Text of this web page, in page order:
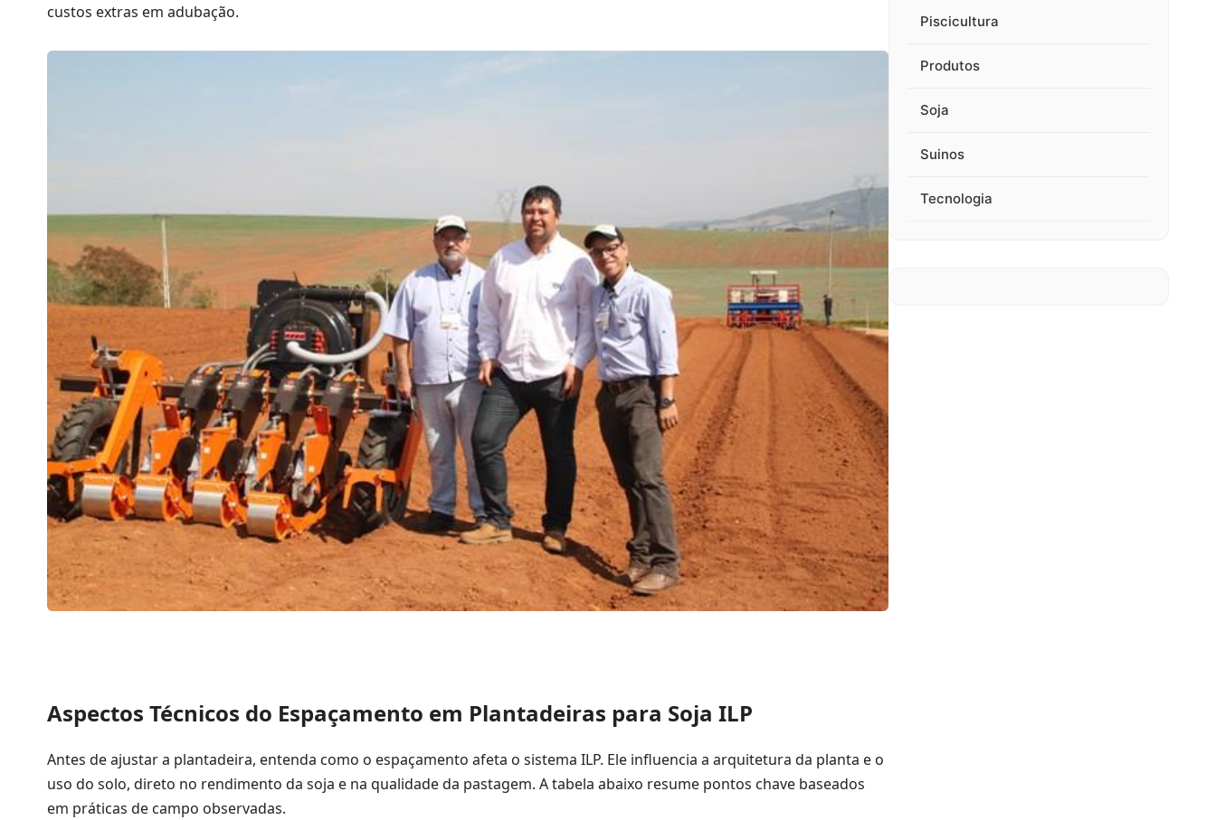
custos extras em adubação.
Aspectos Técnicos do Espaçamento em Plantadeiras para Soja ILP
Antes de ajustar a plantadeira, entenda como o espaçamento afeta o sistema ILP. Ele influencia a arquitetura da planta e o
uso do solo, direto no rendimento da soja e na qualidade da pastagem. A tabela abaixo resume pontos chave baseados
em práticas de campo observadas.
Piscicultura
Produtos
Soja
Suinos
Tecnologia